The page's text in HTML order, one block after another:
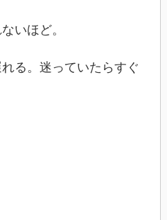
いほど。
る。迷っていたらすぐ